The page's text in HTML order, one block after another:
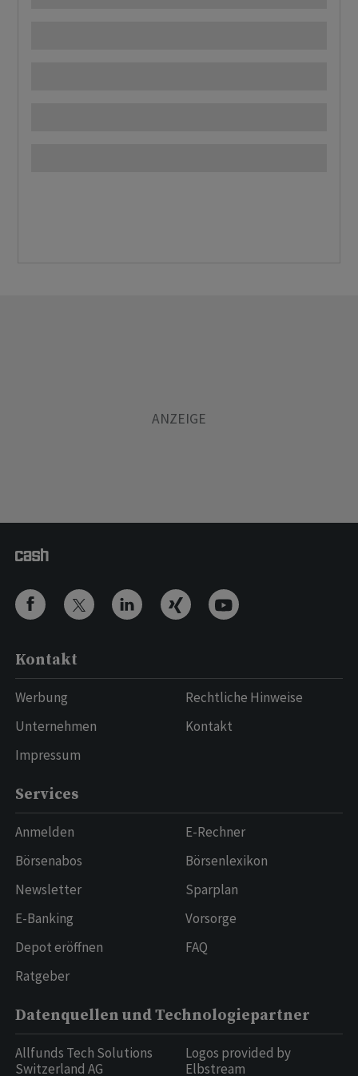
Kontakt
Werbung
Unternehmen
Impressum
Rechtliche Hinweise
Kontakt
Services
Anmelden
Börsenabos
Newsletter
E-Banking
Depot eröffnen
Ratgeber
E-Rechner
Börsenlexikon
Sparplan
Vorsorge
FAQ
Datenquellen und Technologiepartner
Allfunds Tech Solutions
Switzerland AG
Logos provided by
Elbstream